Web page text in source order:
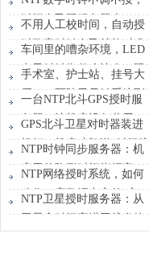
治这些地方的时间乱象
时间自己跟服务器走
不用人工校时间，自动授
时数字时钟自己就能对准
车间里的嘈杂环境，LED
电子时钟靠什么让人一眼
看清时间
手术室、护士站、挂号大
厅——医院子母钟系统到
底在给谁“对时间”
一台NTP北斗GPS授时服
务器，让机房设备共用一
张“时刻表”
GPS北斗卫星对时器装进
机柜，机房才敢说“时间统
一”
NTP时钟同步服务器：机
房里的隐形时间指挥官
NTP网络授时系统，如何
稳住一座数据中心的“心
跳”？
NTP卫星授时服务器：从
卫星拿时间塞进网线发给